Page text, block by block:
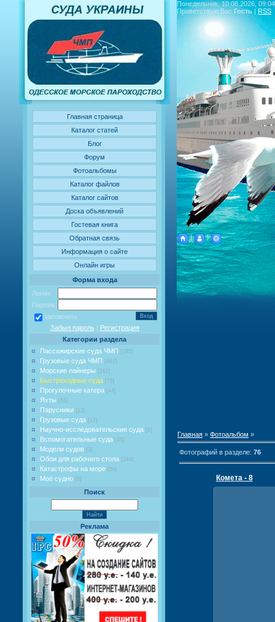
Главная страница
Каталог статей
Блог
Форум
Фотоальбомы
Каталог файлов
Каталог сайтов
Доска объявлений
Гостевая книга
Обратная связь
Информация о сайте
Онлайн игры
Форма входа
Логин:
Пароль:
запомнить
Забыл пароль | Регистрация
Категории раздела
Пассажирские суда ЧМП
[195]
Грузовые суда ЧМП [467]
Морские лайнеры [162]
Быстроходные суда [76]
Прогулочные катера [44]
Яхты [51]
Парусники [13]
Грузовые суда [12]
Научно-исследовательские суда [6]
Вспомогательные суда [45]
Модели судов [3]
Обои для рабочего стола [244]
Катастрофы на море [59]
Моё судно [0]
Поиск
Реклама
Понедельник, 10.08.2026, 09:04
Приветствую Вас Гость| RSS
| |
Главная » Фотоальбом »
Фотографий в разделе: 76
Комета - 8